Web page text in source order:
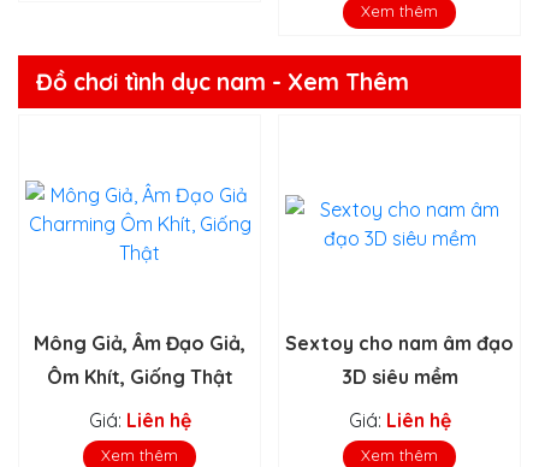
Xem thêm
Đồ chơi tình dục nam - Xem Thêm
Mông Giả, Âm Đạo Giả,
Ôm Khít, Giống Thật
Giá: Liên hệ
Xem thêm
Sextoy cho nam âm đạo
3D siêu mềm
Giá: Liên hệ
Xem thêm